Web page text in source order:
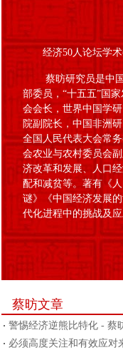
经济50人论坛学术
蔡昉研究员是中
部委员，“十五五”国
会会长，世界中国学
院副院长，中国非洲
全国人民代表大会常
会农业与农村委员会
济改革和发展、人口
配和减贫等。著有《
谜》《中国经济发展
代化进程中的挑战及应
蔡昉文章
警惕经济逆熊比特化 - 蔡
必须高度关注和有效应对